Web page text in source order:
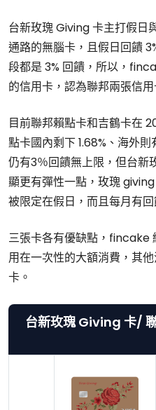
台新玫瑰 Giving 卡主打假日
通路的無腦卡，且假日回饋
段都是 3% 回饋，所以，
的信用卡，認為聯邦兩張信用
目前聯邦賴點卡和吉鶴卡在
點卡國內剩下 1.68%、海外
仍有3％回饋無上限，但台新
顯更有彈性一點，玫瑰
被限定在假日，而且每月有
三張卡各有優缺點，fincake
用在一次性的大額消費，其
卡。
台新玫瑰 Giving 卡/